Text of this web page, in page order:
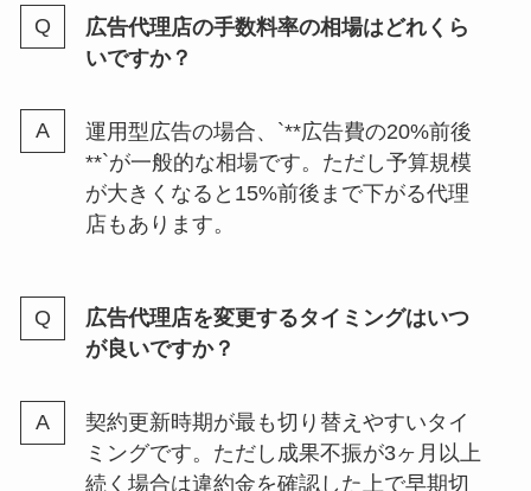
広告代理店の手数料率の相場はどれくら
いですか？
運用型広告の場合、`**広告費の20%前後
**`が一般的な相場です。ただし予算規模
が大きくなると15%前後まで下がる代理
店もあります。
広告代理店を変更するタイミングはいつ
が良いですか？
契約更新時期が最も切り替えやすいタイ
ミングです。ただし成果不振が3ヶ月以上
続く場合は違約金を確認した上で早期切